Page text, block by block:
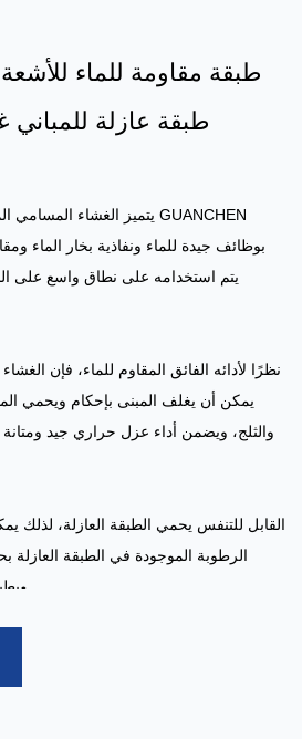
طبقة عازلة
بوظائف جيدة للماء ونفاذية بخار الماء
يتم استخدامه على نطاق واسع على
نظرًا لأدائه الفائق المقاوم للماء، فإن
والثلج، ويضمن أداء عزل حراري جيد ومتانة
الرطوبة الموجودة في الطبقة العازلة